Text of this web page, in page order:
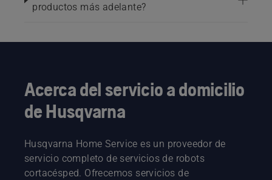
productos más adelante?
Acerca del servicio a domicilio
de Husqvarna
Husqvarna Home Service es un proveedor de
servicio completo de servicios de robots
cortacésped. Ofrecemos servicios de